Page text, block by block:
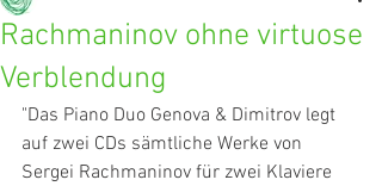
Rachmaninov ohne virtuose
Verblendung
"Das Piano Duo Genova & Dimitrov legt
auf zwei CDs sämtliche Werke von
Sergei Rachmaninov für zwei Klaviere